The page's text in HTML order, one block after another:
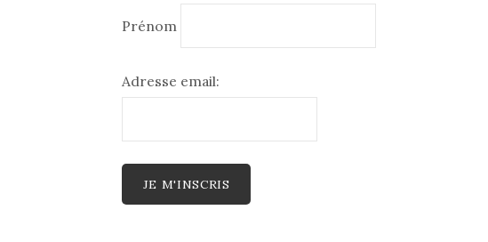
Prénom
Adresse email: